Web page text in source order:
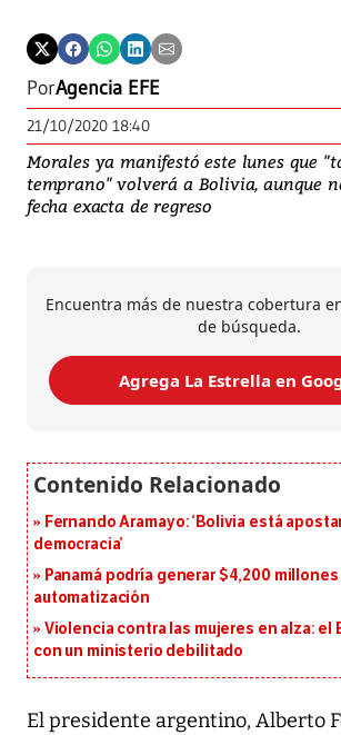
PorAgencia EFE
21/10/2020 18:40
Morales ya manifestó este lunes que
temprano" volverá a Bolivia, aunque
fecha exacta de regreso
Encuentra más de nuestra cobertura
de búsqueda.
Agrega La Estrella en
Fernando Aramayo: ‘Bolivia está
democracia’
Panamá podría generar $4,200 millones
automatización
Violencia contra las mujeres en alza: el
con un ministerio debilitado
El presidente argentino, Alberto